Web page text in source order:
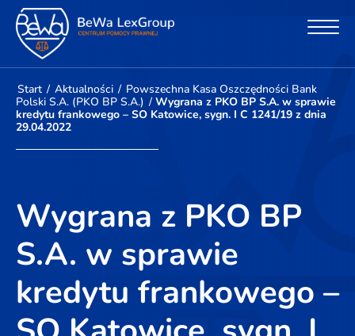
Start / Aktualności / Powszechna Kasa Oszczędności Bank
Polski S.A. (PKO BP S.A.) / Wygrana z PKO BP S.A. w sprawie
kredytu frankowego – SO Katowice, sygn. I C 1241/19 z dnia
29.04.2022
Wygrana z PKO BP
S.A. w sprawie
kredytu frankowego –